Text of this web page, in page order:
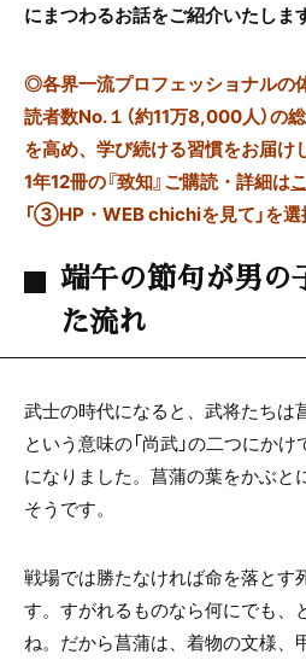
にまつわるお話をご紹介いたしま
◎各界一流プロフェッショナルの
読者数No.１（約11万8,000人）の
を高め、学び続ける習慣をお届け
1年12冊の『致知』ご購読・詳細は
「③HP・WEB chichiを見て」を
端午の節句が男の
た流れ
武士の時代になると、武将たちは菖
という意味の「尚武」の二つにか
になりました。菖蒲の葉をかぶと
そうです。
戦場では勝たなければ命を落とす
す。すがれるものなら何にでも、
ね。だから菖蒲は、着物の文様、